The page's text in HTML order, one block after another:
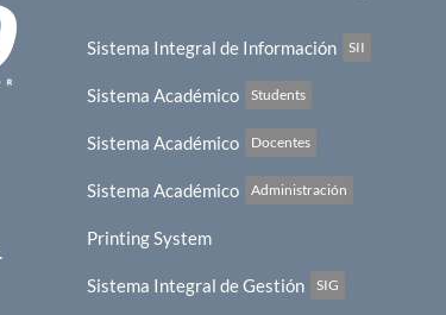
Sistema Integral de Información SII
Sistema Académico Students
Sistema Académico Docentes
Sistema Académico Administración
Printing System
Sistema Integral de Gestión SIG